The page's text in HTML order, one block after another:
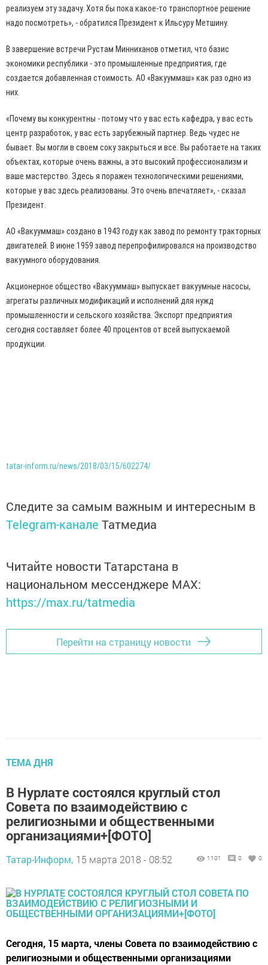
реализуем эту задачу. Хотя бы пока какое-то транспортное решение
надо посмотреть», - обратился Президент к Ильсуру Метшину.
В завершение встречи Рустам Минниханов отметил, что базис
экономики республики - это промышленные предприятия, где
создается добавленная стоимость. АО «Вакууммаш» как раз одно из
них.
«Почему вы конкурентны - потому что у вас есть кафедра, у вас есть
центр разработок, у вас есть зарубежный партнер. Ведь чудес не
бывает. Вы могли в своем соку закрыться и все. Вы работаете на таких
объектах, которые очень важны, а это высокий профессионализм и
ваше мастерство. Здесь я поражен технологическими решениями,
которые у вас здесь реализованы. Это очень впечатляет», - сказал
Президент.
АО «Вакууммаш» создано в 1943 году как завод по ремонту тракторных
двигателей. В июне 1959 завод перепрофилировался на производство
вакуумного оборудования.
Акционерное общество «Вакууммаш» выпускает вакуумные насосы,
агрегаты различных модификаций и исполнений для нужд
промышленности и сельского хозяйства. Экспорт предприятия
сегодня составляет более 40 процентов от всей выпускаемой
продукции.
tatar-inform.ru/news/2018/03/15/602274/
Следите за самым важным и интересным в
Telegram-канале Татмедиа
Читайте новости Татарстана в
национальном мессенджере MАХ:
https://max.ru/tatmedia
Перейти на страницу новости
ТЕМА ДНЯ
В Нурлате состоялся круглый стол
Совета по взаимодействию с
религиозными и общественными
организациями+[ФОТО]
Татар-Информ, 15 марта 2018 - 08:52 1101 0 0
Сегодня, 15 марта, члены Совета по взаимодействию с
религиозными и общественными организациями